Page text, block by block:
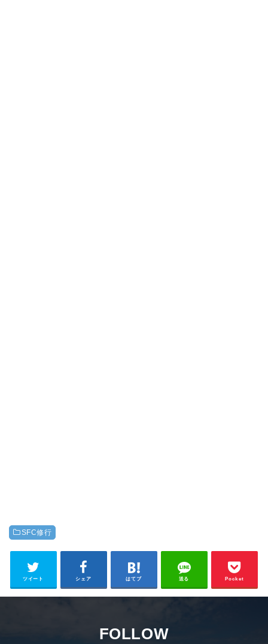
SFC修行
ツイート シェア はてブ 送る Pocket
FOLLOW